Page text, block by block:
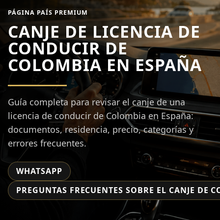
PÁGINA PAÍS PREMIUM
CANJE DE LICENCIA DE
CONDUCIR DE
COLOMBIA EN ESPAÑA
Guía completa para revisar el canje de una
licencia de conducir de Colombia en España:
documentos, residencia, precio, categorías y
errores frecuentes.
WHATSAPP
PREGUNTAS FRECUENTES SOBRE EL CANJE DE